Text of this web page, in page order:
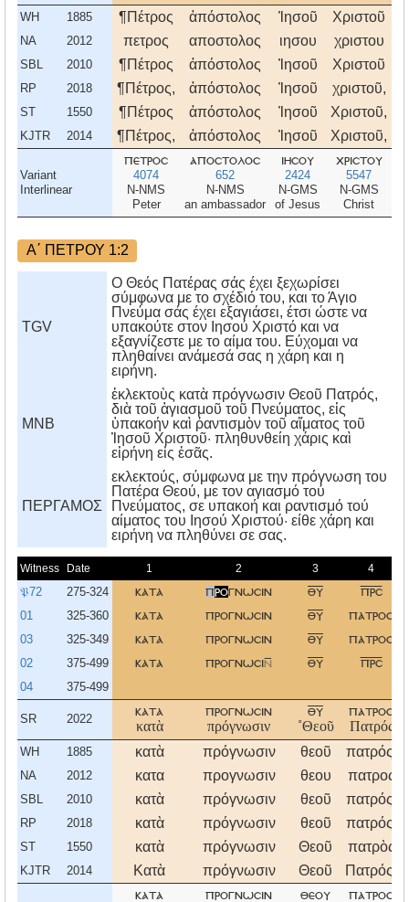
WH 1885 ¶Πέτρος ἀπόστολος Ἰησοῦ Χριστοῦ
NA 2012 πετρος αποστολος ιησου χριστου
SBL 2010 ¶Πέτρος ἀπόστολος Ἰησοῦ Χριστοῦ
RP 2018 ¶Πέτρος, ἀπόστολος Ἰησοῦ χριστοῦ,
ST 1550 ¶Πέτρος ἀπόστολος Ἰησοῦ Χριστοῦ,
KJTR 2014 ¶Πέτρος, ἀπόστολος Ἰησοῦ Χριστοῦ,
Variant
Interlinear
πετροσ
4074
N-NMS
Peter
αποστολοσ
652
N-NMS
an ambassador
ιησου
2424
N-GMS
of Jesus
χριστου
5547
N-GMS
Christ
Α΄ ΠΕΤΡΟΥ 1:2
TGV
Ο Θεός Πατέρας σάς έχει ξεχωρίσει
σύμφωνα με το σχέδιό του, και το Άγιο
Πνεύμα σάς έχει εξαγιάσει, έτσι ώστε να
υπακούτε στον Ιησού Χριστό και να
εξαγνίζεστε με το αίμα του. Εύχομαι να
πληθαίνει ανάμεσά σας η χάρη και η
ειρήνη.
MNB
ἐκλεκτοὺς κατὰ πρόγνωσιν Θεοῦ Πατρός,
διὰ τοῦ ἁγιασμοῦ τοῦ Πνεύματος, εἰς
ὑπακοήν καὶ ῥαντισμὸν τοῦ αἵματος τοῦ
Ἰησοῦ Χριστοῦ· πληθυνθείη χάρις καὶ
εἰρήνη εἰς ἐσᾶς.
ΠΕΡΓΑΜΟΣ
εκλεκτούς, σύμφωνα με την πρόγνωση του
Πατέρα Θεού, με τον αγιασμό τού
Πνεύματος, σε υπακοή και ραντισμό τού
αίματος του Iησού Xριστού· είθε χάρη και
ειρήνη να πληθύνει σε σας.
Witness Date 1 2 3 4
𝔓72 275-324 κατα προγνωσιν θυ πρσ
01 325-360 κατα προγνωσιν θυ πατροσ
03 325-349 κατα προγνωσιν θυ πατροσ
02 375-499 κατα προγνωσι θυ πρσ
04 375-499
SR 2022
κατα
κατὰ
προγνωσιν
πρόγνωσιν
θυ
˚Θεοῦ
πατροσ
Πατρός
WH 1885 κατὰ πρόγνωσιν θεοῦ πατρός,
NA 2012 κατα προγνωσιν θεου πατρος
SBL 2010 κατὰ πρόγνωσιν θεοῦ πατρός,
RP 2018 κατὰ πρόγνωσιν θεοῦ πατρός,
ST 1550 κατὰ πρόγνωσιν Θεοῦ πατρὸς
KJTR 2014 Κατὰ πρόγνωσιν Θεοῦ Πατρός,
κατα προγνωσιν θεου πατροσ